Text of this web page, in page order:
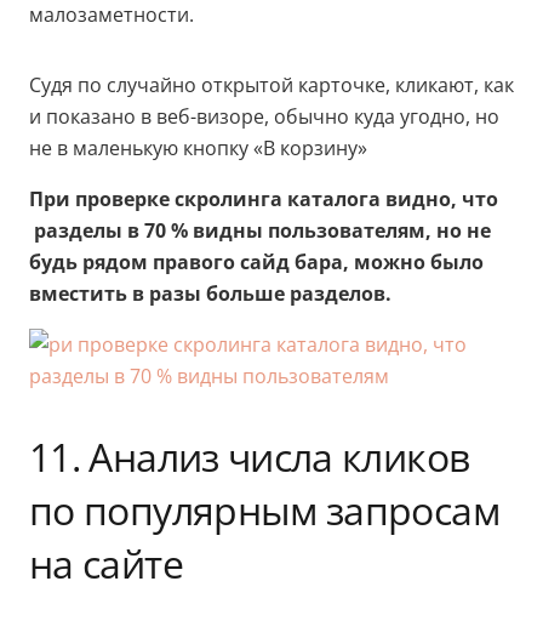
малозаметности.
Судя по случайно открытой карточке, кликают, как
и показано в веб-визоре, обычно куда угодно, но
не в маленькую кнопку «В корзину»
При проверке скролинга каталога видно, что
разделы в 70 % видны пользователям, но не
будь рядом правого сайд бара, можно было
вместить в разы больше разделов.
11. Анализ числа кликов
по популярным запросам
на сайте